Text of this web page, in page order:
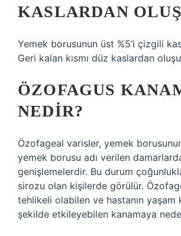
KASLARDAN
Yemek borusunun üst %5’i çizgili
Geri kalan kısmı düz kaslardan
ÖZOFAGUS
NEDIR?
Özofageal varisler, yemek
yemek borusu adı verilen
genişlemelerdir. Bu durum
sirozu olan kişilerde görülür.
tehlikeli olabilen ve hastanın yaşam
şekilde etkileyebilen kanamaya